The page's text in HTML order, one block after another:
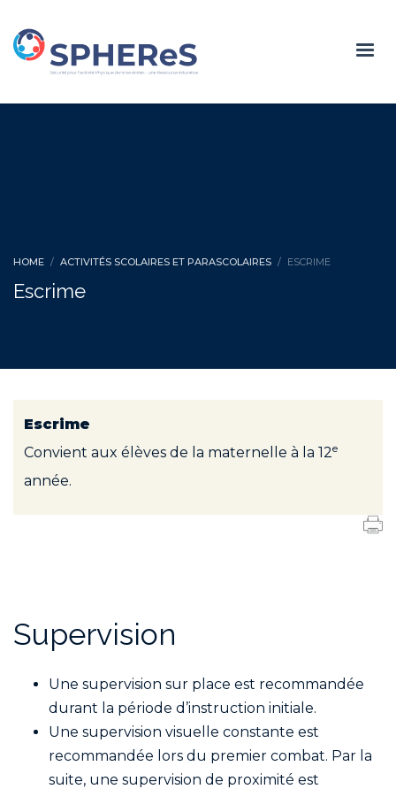
HOME ACTIVITÉS SCOLAIRES ET PARASCOLAIRES ESCRIME
Escrime
Escrime
Convient aux élèves de la maternelle à la 12e
année.
Supervision
Une supervision sur place est recommandée
durant la période d’instruction initiale.
Une supervision visuelle constante est
recommandée lors du premier combat. Par la
suite, une supervision de proximité est